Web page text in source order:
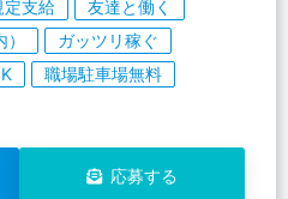
定支給
友達と働く
ガッツリ稼ぐ
職場駐車場無料
応募する